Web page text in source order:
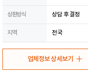
상환방식 상담 후 결정
지역 전국
업체정보 상세보기